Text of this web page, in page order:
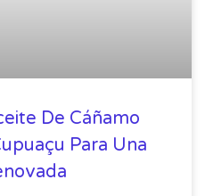
De Cáñamo
Para Una